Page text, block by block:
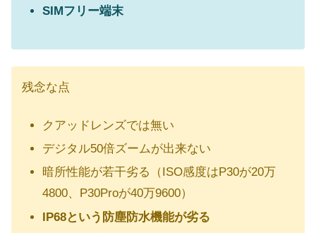
SIMフリー端末
残念な点
クアッドレンズでは無い
デジタル50倍ズームが出来ない
暗所性能が若干劣る（ISO感度はP30が20万
4800、P30Proが40万9600）
IP68という防塵防水機能が劣る